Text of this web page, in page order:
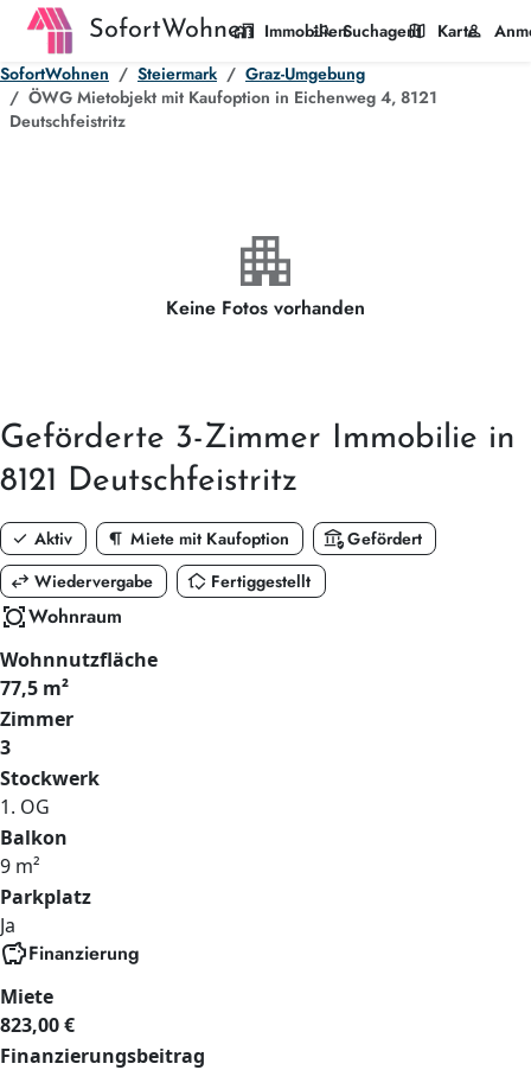
SofortWohnen
home_work Immobilien
manage_search Suchagent
map Karte
person
SofortWohnen
Steiermark
Graz-Umgebung
ÖWG Mietobjekt mit Kaufoption in Eichenweg 4, 8121
Deutschfeistritz
apartment
Keine Fotos vorhanden
Geförderte 3-Zimmer Immobilie in
8121 Deutschfeistritz
check Aktiv format_paragraph Miete mit Kaufoption assured_workloadGefördert
swap_horiz Wiedervergabe in_home_mode Fertiggestellt
all_outWohnraum
Wohnnutzfläche
77,5 m²
Zimmer
3
Stockwerk
1. OG
Balkon
9 m²
Parkplatz
Ja
savingsFinanzierung
Miete
823,00 €
Finanzierungsbeitrag